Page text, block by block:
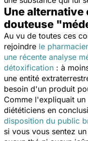
Une alternative
douteuse
Au vu de toutes ces
rejoindre le
une récente analyse
détoxification : à
une entité
besoin d'un produit
Comme l'expliquait
diététiciens en
disposition du public
si vous vous sentez